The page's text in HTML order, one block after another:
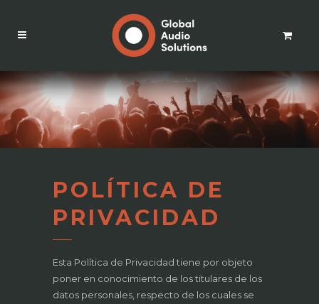
POLÍTICA DE
PRIVACIDAD
Esta Política de Privacidad tiene por objeto
poner en conocimiento de los titulares de los
datos personales, respecto de los cuales se